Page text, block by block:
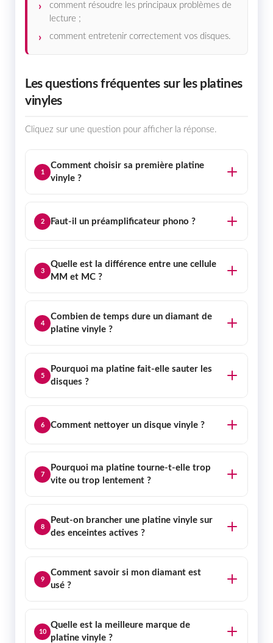
comment résoudre les principaux problèmes de
lecture ;
comment entretenir correctement vos disques.
Les questions fréquentes sur les platines
vinyles
Cliquez sur une question pour afficher la réponse.
1
Comment choisir sa première platine
vinyle ?
2 Faut-il un préamplificateur phono ?
3
Quelle est la différence entre une cellule
MM et MC ?
4
Combien de temps dure un diamant de
platine vinyle ?
5
Pourquoi ma platine fait-elle sauter les
disques ?
6 Comment nettoyer un disque vinyle ?
7
Pourquoi ma platine tourne-t-elle trop
vite ou trop lentement ?
8
Peut-on brancher une platine vinyle sur
des enceintes actives ?
9
Comment savoir si mon diamant est
usé ?
10
Quelle est la meilleure marque de
platine vinyle ?